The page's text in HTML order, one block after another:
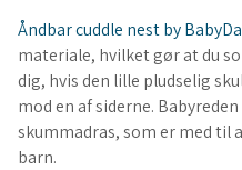
Åndbar cuddle nest by
materiale, hvilket gør at du
dig, hvis den lille pludselig
mod en af siderne.
skummadras, som er med
barn.